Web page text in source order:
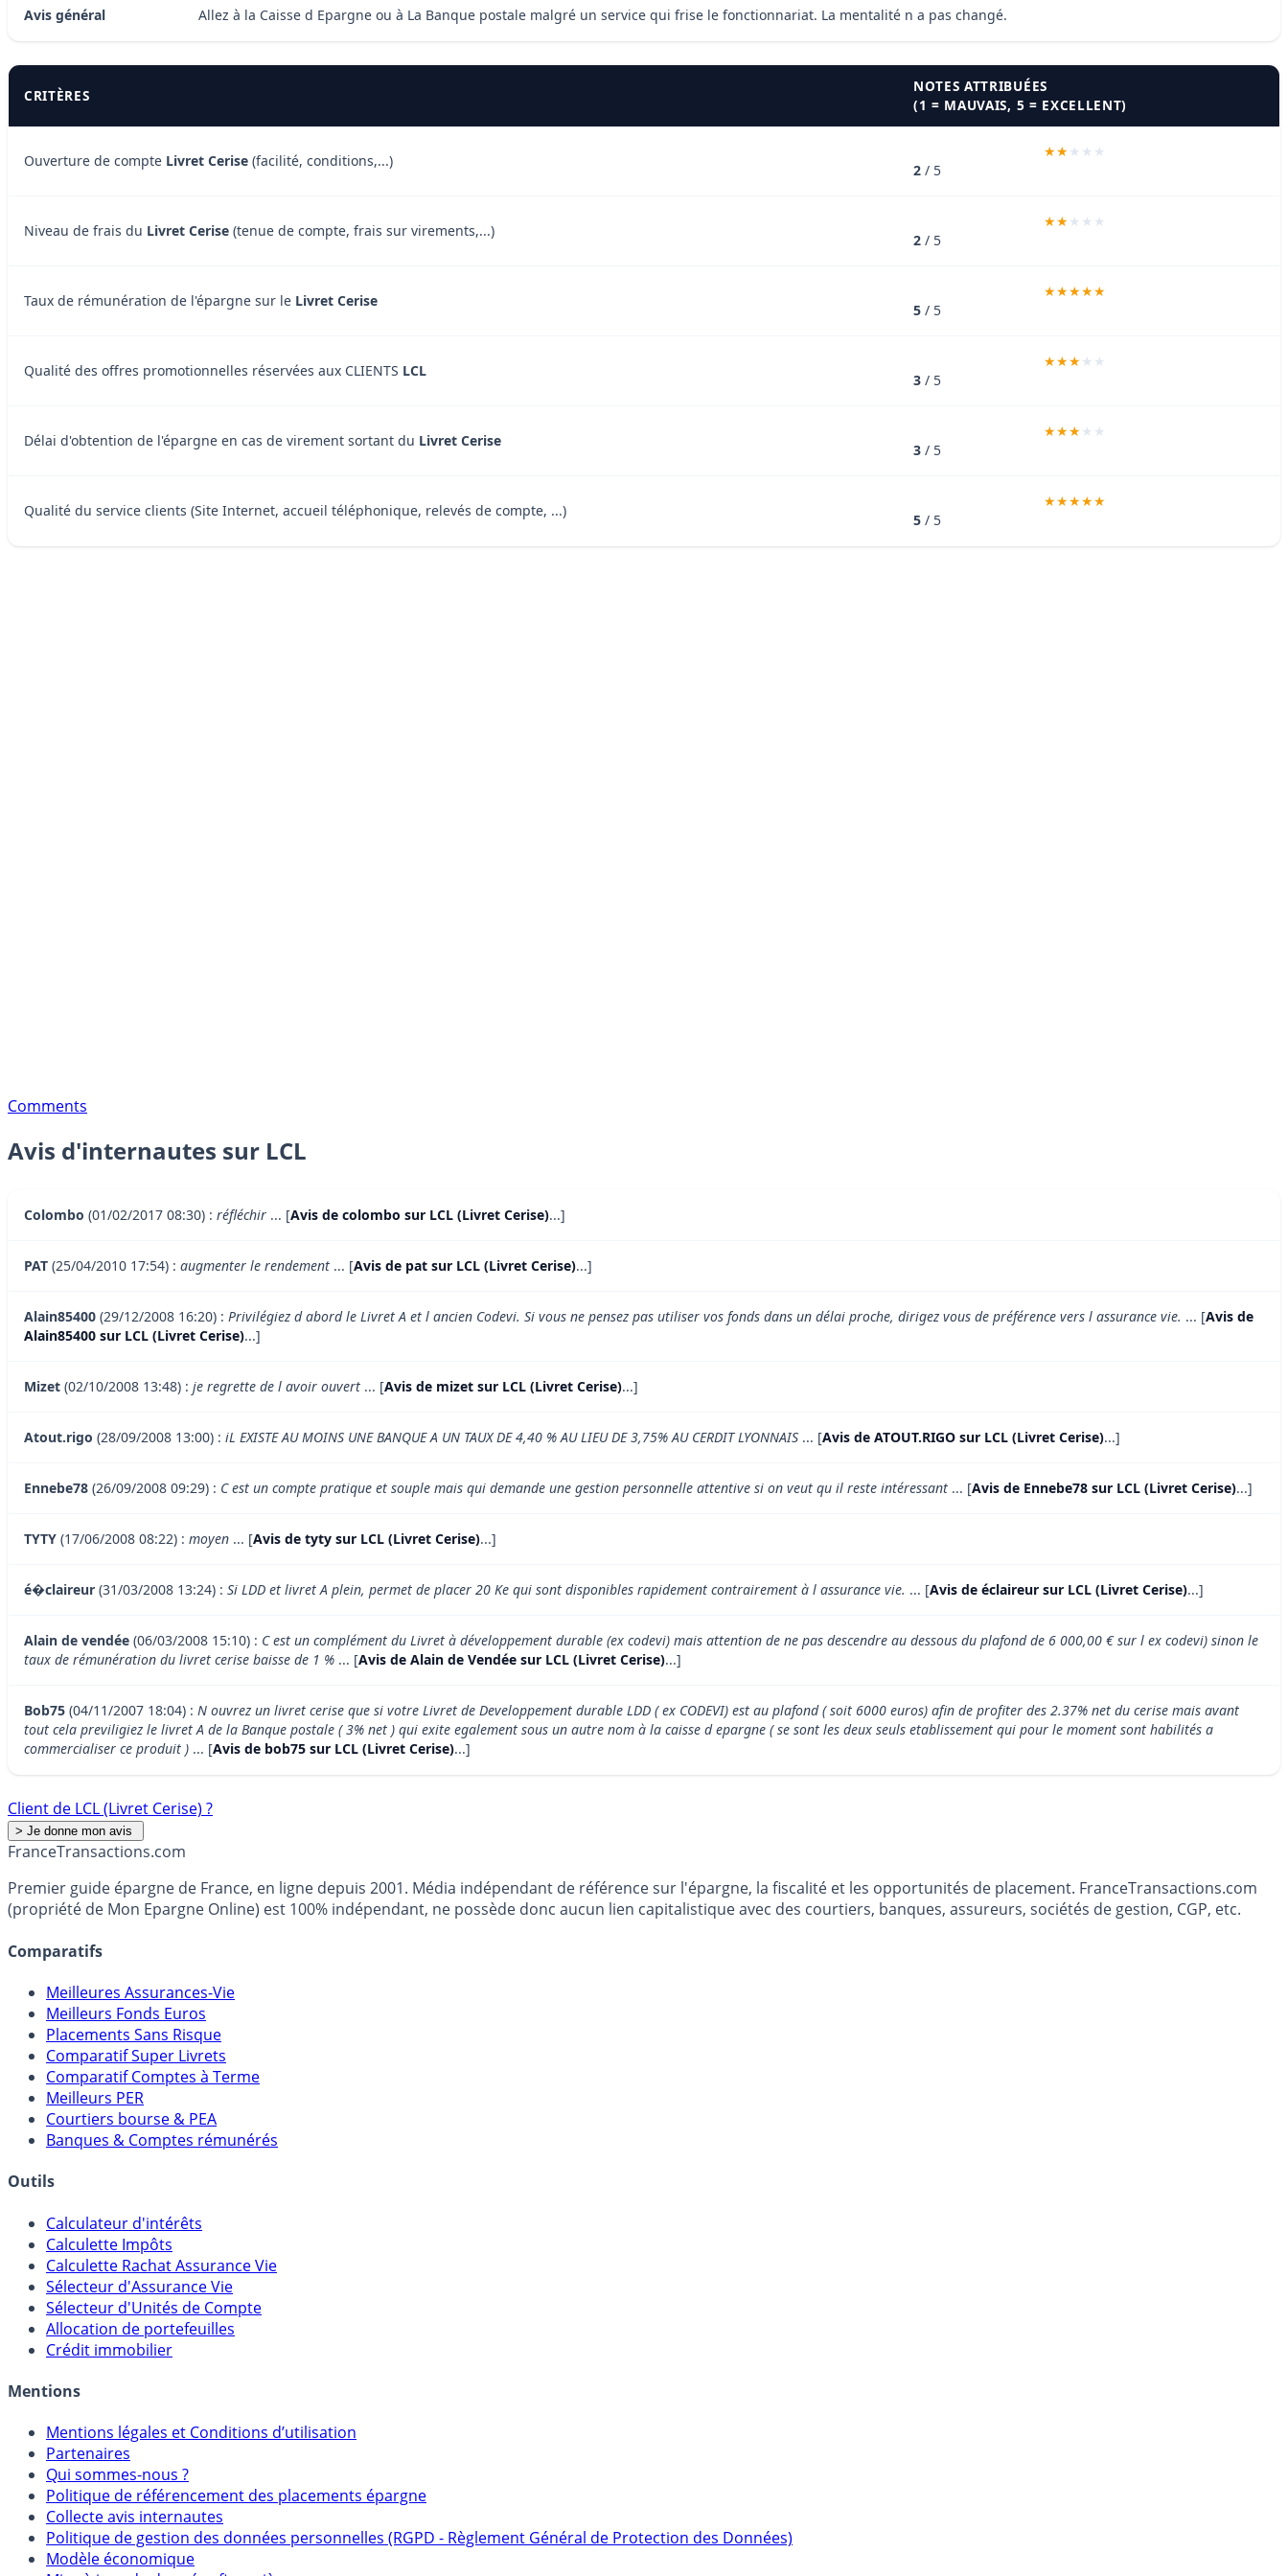
Avis général Allez à la Caisse d Epargne ou à La Banque postale malgré un service qui frise le fonctionnariat. La mentalité n a pas changé.
CRITÈRES
NOTES ATTRIBUÉES
(1 = MAUVAIS, 5 = EXCELLENT)
Ouverture de compte Livret Cerise (facilité, conditions,...)
2 / 5
Niveau de frais du Livret Cerise (tenue de compte, frais sur virements,...)
2 / 5
Taux de rémunération de l'épargne sur le Livret Cerise
5 / 5
Qualité des offres promotionnelles réservées aux CLIENTS LCL
3 / 5
Délai d'obtention de l'épargne en cas de virement sortant du Livret Cerise
3 / 5
Qualité du service clients (Site Internet, accueil téléphonique, relevés de compte, ...)
5 / 5
Comments
Avis d'internautes sur LCL
Colombo (01/02/2017 08:30) : réfléchir ... [Avis de colombo sur LCL (Livret Cerise)...]
PAT (25/04/2010 17:54) : augmenter le rendement ... [Avis de pat sur LCL (Livret Cerise)...]
Alain85400 (29/12/2008 16:20) : Privilégiez d abord le Livret A et l ancien Codevi. Si vous ne pensez pas utiliser vos fonds dans un délai proche, dirigez vous de préférence vers l assurance vie. ... [Avis de
Alain85400 sur LCL (Livret Cerise)...]
Mizet (02/10/2008 13:48) : je regrette de l avoir ouvert ... [Avis de mizet sur LCL (Livret Cerise)...]
Atout.rigo (28/09/2008 13:00) : iL EXISTE AU MOINS UNE BANQUE A UN TAUX DE 4,40 % AU LIEU DE 3,75% AU CERDIT LYONNAIS ... [Avis de ATOUT.RIGO sur LCL (Livret Cerise)...]
Ennebe78 (26/09/2008 09:29) : C est un compte pratique et souple mais qui demande une gestion personnelle attentive si on veut qu il reste intéressant ... [Avis de Ennebe78 sur LCL (Livret Cerise)...]
TYTY (17/06/2008 08:22) : moyen ... [Avis de tyty sur LCL (Livret Cerise)...]
é�claireur (31/03/2008 13:24) : Si LDD et livret A plein, permet de placer 20 Ke qui sont disponibles rapidement contrairement à l assurance vie. ... [Avis de éclaireur sur LCL (Livret Cerise)...]
Alain de vendée (06/03/2008 15:10) : C est un complément du Livret à développement durable (ex codevi) mais attention de ne pas descendre au dessous du plafond de 6 000,00 € sur l ex codevi) sinon le
taux de rémunération du livret cerise baisse de 1 % ... [Avis de Alain de Vendée sur LCL (Livret Cerise)...]
Bob75 (04/11/2007 18:04) : N ouvrez un livret cerise que si votre Livret de Developpement durable LDD ( ex CODEVI) est au plafond ( soit 6000 euros) afin de profiter des 2.37% net du cerise mais avant
tout cela previligiez le livret A de la Banque postale ( 3% net ) qui exite egalement sous un autre nom à la caisse d epargne ( se sont les deux seuls etablissement qui pour le moment sont habilités a
commercialiser ce produit ) ... [Avis de bob75 sur LCL (Livret Cerise)...]
Client de LCL (Livret Cerise) ?
FranceTransactions.com
Premier guide épargne de France, en ligne depuis 2001. Média indépendant de référence sur l'épargne, la fiscalité et les opportunités de placement. FranceTransactions.com
(propriété de Mon Epargne Online) est 100% indépendant, ne possède donc aucun lien capitalistique avec des courtiers, banques, assureurs, sociétés de gestion, CGP, etc.
Comparatifs
Meilleures Assurances-Vie
Meilleurs Fonds Euros
Placements Sans Risque
Comparatif Super Livrets
Comparatif Comptes à Terme
Meilleurs PER
Courtiers bourse & PEA
Banques & Comptes rémunérés
Outils
Calculateur d'intérêts
Calculette Impôts
Calculette Rachat Assurance Vie
Sélecteur d'Assurance Vie
Sélecteur d'Unités de Compte
Allocation de portefeuilles
Crédit immobilier
Mentions
Mentions légales et Conditions d’utilisation
Partenaires
Qui sommes-nous ?
Politique de référencement des placements épargne
Collecte avis internautes
Politique de gestion des données personnelles (RGPD - Règlement Général de Protection des Données)
Modèle économique